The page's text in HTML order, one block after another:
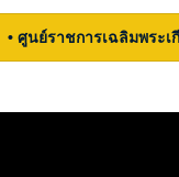
• ศูนย์ราชการเฉลิมพระ